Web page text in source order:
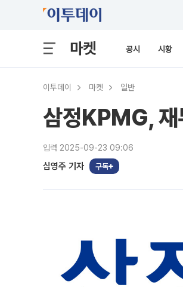
마켓 공시 시황
이투데이 마켓 일반
삼정KPMG, 재
입력 2025-09-23 09:06
심영주 기자 구독